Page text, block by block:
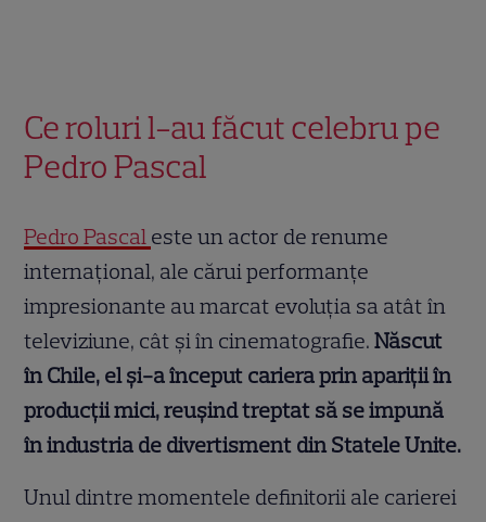
Ce roluri l-au făcut celebru pe
Pedro Pascal
Pedro Pascal este un actor de renume
internațional, ale cărui performanțe
impresionante au marcat evoluția sa atât în
televiziune, cât și în cinematografie.Născut
în Chile, el și-a început cariera prin apariții în
producții mici, reușind treptat să se impună
în industria de divertisment din Statele Unite.
Unul dintre momentele definitorii ale carierei